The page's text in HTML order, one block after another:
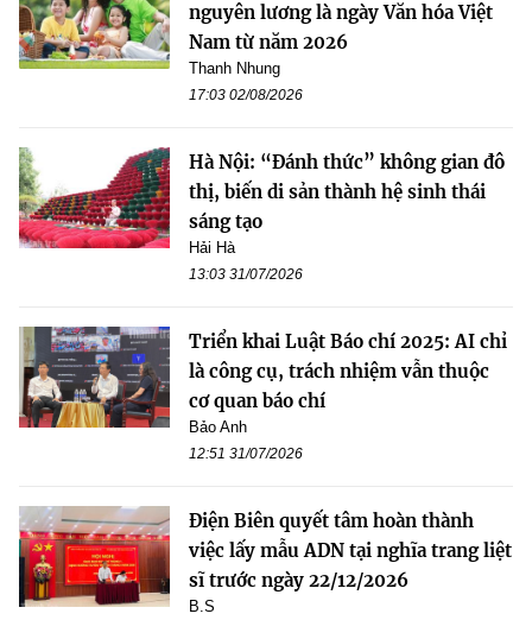
nguyên lương là ngày Văn hóa Việt
Nam từ năm 2026
Thanh Nhung
17:03 02/08/2026
Hà Nội: “Đánh thức” không gian đô
thị, biến di sản thành hệ sinh thái
sáng tạo
Hải Hà
13:03 31/07/2026
Triển khai Luật Báo chí 2025: AI chỉ
là công cụ, trách nhiệm vẫn thuộc
cơ quan báo chí
Bảo Anh
12:51 31/07/2026
Điện Biên quyết tâm hoàn thành
việc lấy mẫu ADN tại nghĩa trang liệt
sĩ trước ngày 22/12/2026
B.S